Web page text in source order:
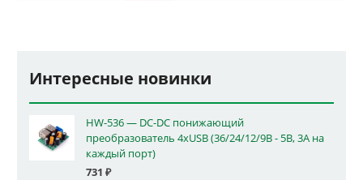
Интересные новинки
HW-536 — DC-DC понижающий
преобразователь 4xUSB (36/24/12/9В - 5В, 3А на
каждый порт)
731 ₽